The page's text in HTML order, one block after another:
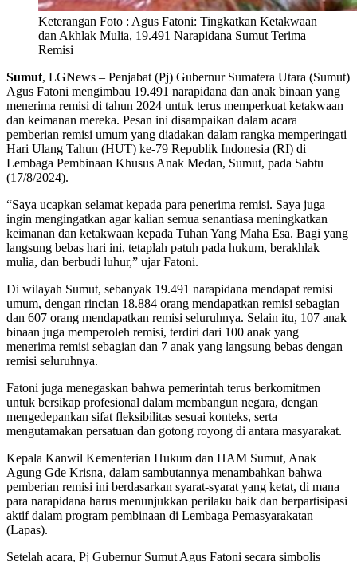
Keterangan Foto : Agus Fatoni: Tingkatkan Ketakwaan
dan Akhlak Mulia, 19.491 Narapidana Sumut Terima
Remisi
Sumut, LGNews – Penjabat (Pj) Gubernur Sumatera Utara (Sumut)
Agus Fatoni mengimbau 19.491 narapidana dan anak binaan yang
menerima remisi di tahun 2024 untuk terus memperkuat ketakwaan
dan keimanan mereka. Pesan ini disampaikan dalam acara
pemberian remisi umum yang diadakan dalam rangka memperingati
Hari Ulang Tahun (HUT) ke-79 Republik Indonesia (RI) di
Lembaga Pembinaan Khusus Anak Medan, Sumut, pada Sabtu
(17/8/2024).
“Saya ucapkan selamat kepada para penerima remisi. Saya juga
ingin mengingatkan agar kalian semua senantiasa meningkatkan
keimanan dan ketakwaan kepada Tuhan Yang Maha Esa. Bagi yang
langsung bebas hari ini, tetaplah patuh pada hukum, berakhlak
mulia, dan berbudi luhur,” ujar Fatoni.
Di wilayah Sumut, sebanyak 19.491 narapidana mendapat remisi
umum, dengan rincian 18.884 orang mendapatkan remisi sebagian
dan 607 orang mendapatkan remisi seluruhnya. Selain itu, 107 anak
binaan juga memperoleh remisi, terdiri dari 100 anak yang
menerima remisi sebagian dan 7 anak yang langsung bebas dengan
remisi seluruhnya.
Fatoni juga menegaskan bahwa pemerintah terus berkomitmen
untuk bersikap profesional dalam membangun negara, dengan
mengedepankan sifat fleksibilitas sesuai konteks, serta
mengutamakan persatuan dan gotong royong di antara masyarakat.
Kepala Kanwil Kementerian Hukum dan HAM Sumut, Anak
Agung Gde Krisna, dalam sambutannya menambahkan bahwa
pemberian remisi ini berdasarkan syarat-syarat yang ketat, di mana
para narapidana harus menunjukkan perilaku baik dan berpartisipasi
aktif dalam program pembinaan di Lembaga Pemasyarakatan
(Lapas).
Setelah acara, Pj Gubernur Sumut Agus Fatoni secara simbolis